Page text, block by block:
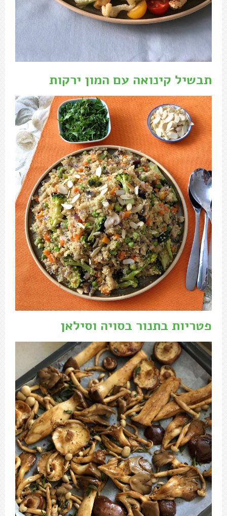
תבשיל קינואה עם המון ירקות
פטריות בתנור בסויה וסילאן